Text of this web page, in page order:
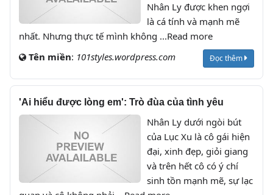
Nhân Ly được khen ngợi
là cá tính và mạnh mẽ
nhất. Nhưng thực tế mình không ...Read more
Tên miền: 101styles.wordpress.com Đọc thêm
'Ai hiểu được lòng em': Trò đùa của tình yêu
Nhân Ly dưới ngòi bút
của Lục Xu là cô gái hiện
đại, xinh đẹp, giỏi giang
và trên hết cô có ý chí
sinh tồn mạnh mẽ, sự lạc